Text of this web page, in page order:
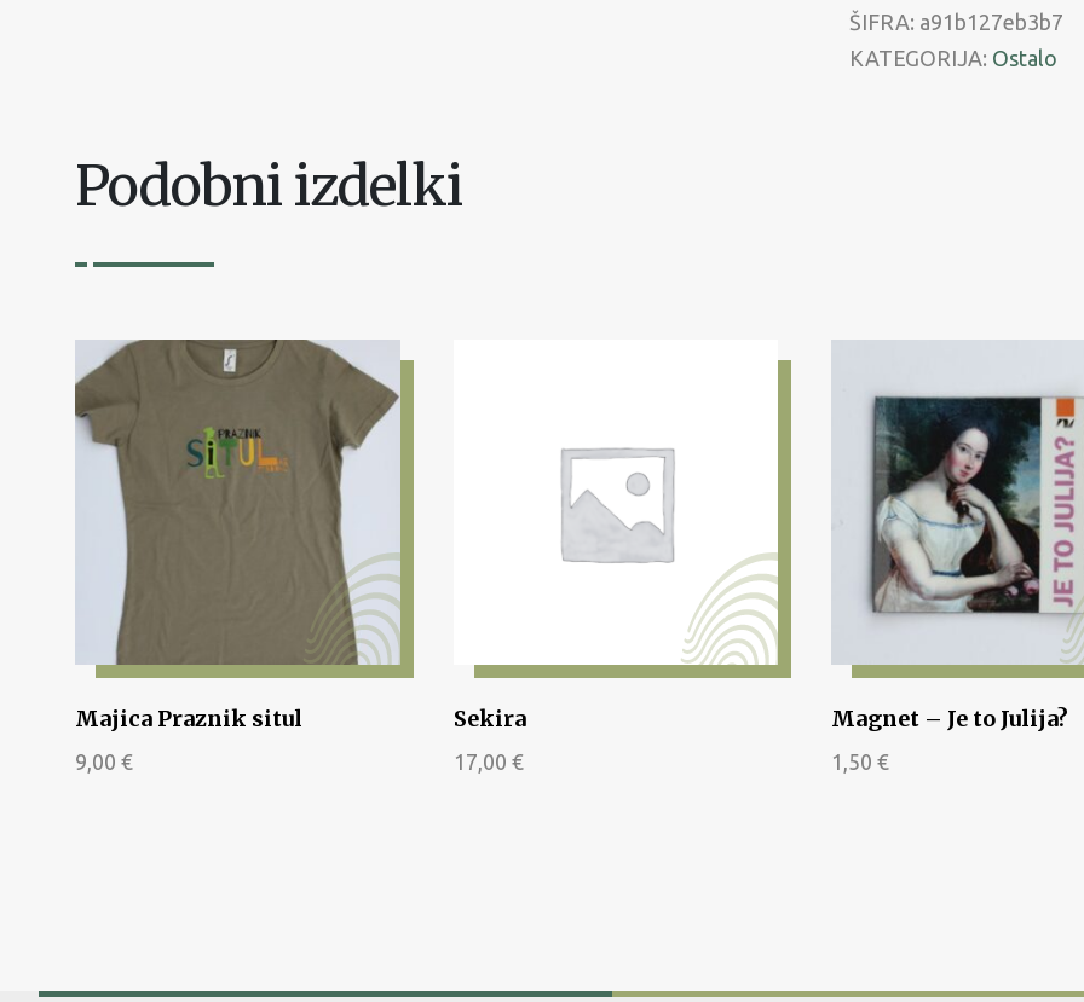
ŠIFRA: a91b127eb3b7
KATEGORIJA: Ostalo
Podobni izdelki
Majica Praznik situl
9,00 €
Sekira
17,00 €
Magnet – Je to Julija?
1,50 €